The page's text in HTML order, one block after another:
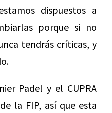
dispuestos a
porque si no
tendrás críticas, y
Padel y el CUPRA
la FIP, así que esta